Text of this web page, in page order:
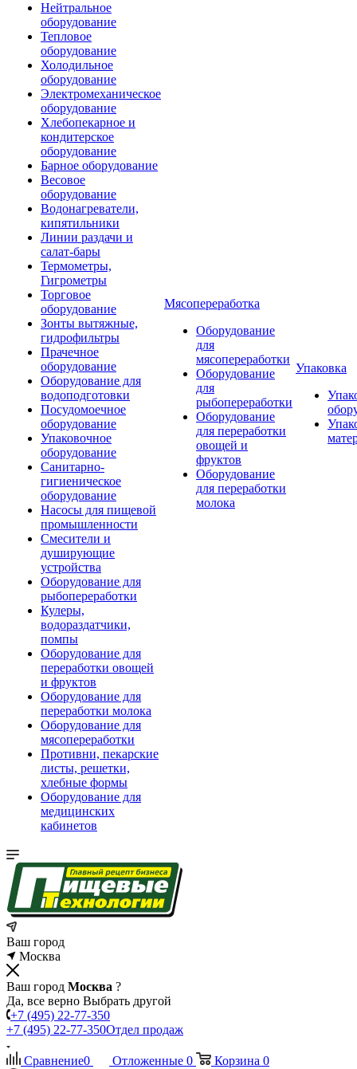
Нейтральное
оборудование
Тепловое
оборудование
Холодильное
оборудование
Электромеханическое
оборудование
Хлебопекарное и
кондитерское
оборудование
Барное оборудование
Весовое
оборудование
Водонагреватели,
кипятильники
Линии раздачи и
салат-бары
Термометры,
Гигрометры
Торговое
оборудование
Зонты вытяжные,
гидрофильтры
Прачечное
оборудование
Оборудование для
водоподготовки
Посудомоечное
оборудование
Упаковочное
оборудование
Санитарно-
гигиеническое
оборудование
Насосы для пищевой
промышленности
Смесители и
душирующие
устройства
Оборудование для
рыбопереработки
Кулеры,
водораздатчики,
помпы
Оборудование для
переработки овощей
и фруктов
Оборудование для
переработки молока
Оборудование для
мясопереработки
Противни, пекарские
листы, решетки,
хлебные формы
Оборудование для
медицинских
кабинетов
Мясопереработка
Оборудование
для
мясопереработки
Оборудование
для
рыбопереработки
Оборудование
для переработки
овощей и
фруктов
Оборудование
для переработки
молока
Упаковка
Ваш город
Москва
Ваш город Москва ?
Да, все верно Выбрать другой
+7 (495) 22-77-350
+7 (495) 22-77-350Отдел продаж
Сравнение0 Отложенные 0 Корзина 0